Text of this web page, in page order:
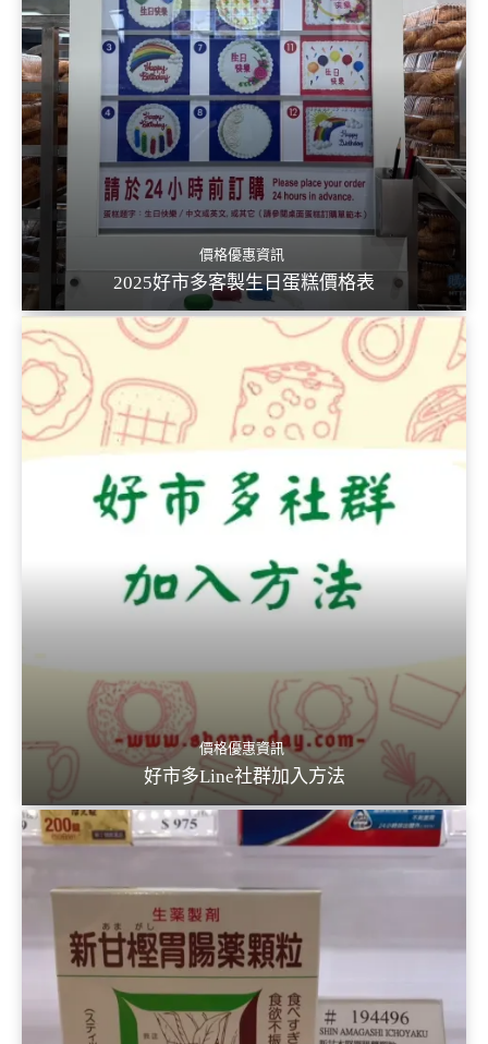
價格優惠資訊
2025好市多客製生日蛋糕價格表
價格優惠資訊
好市多Line社群加入方法